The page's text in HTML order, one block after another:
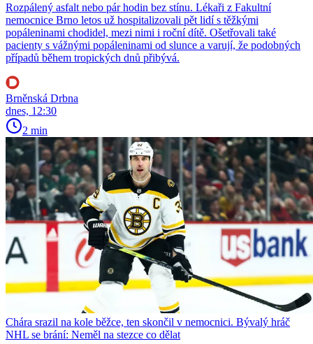
Rozpálený asfalt nebo pár hodin bez stínu. Lékaři z Fakultní
nemocnice Brno letos už hospitalizovali pět lidí s těžkými
popáleninami chodidel, mezi nimi i roční dítě. Ošetřovali také
pacienty s vážnými popáleninami od slunce a varují, že podobných
případů během tropických dnů přibývá.
Brněnská Drbna
dnes, 12:30
2 min
Chára srazil na kole běžce, ten skončil v nemocnici. Bývalý hráč
NHL se brání: Neměl na stezce co dělat